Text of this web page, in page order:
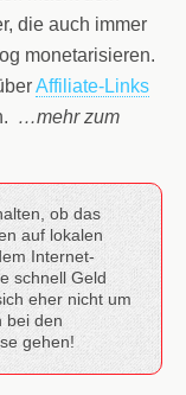
die auch immer
monetarisieren.
Affiliate-Links
…mehr zum
ob das
auf lokalen
Internet-
schnell Geld
eher nicht um
bei den
gehen!